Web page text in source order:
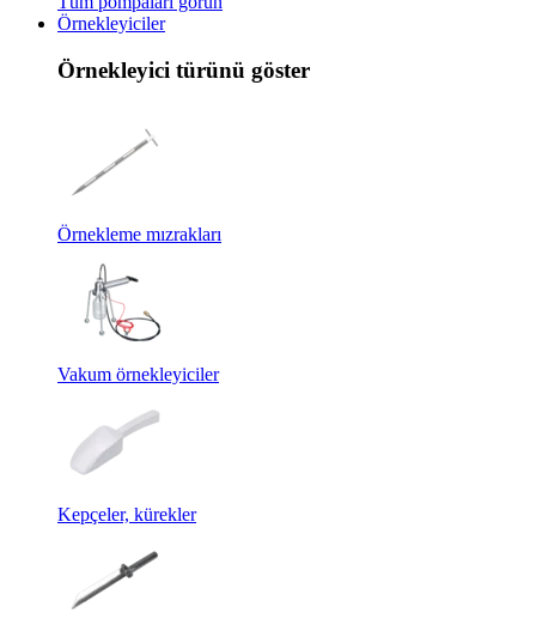
Örnekleyiciler
Örnekleyici türünü göster
Örnekleme mızrakları
Vakum örnekleyiciler
Kepçeler, kürekler